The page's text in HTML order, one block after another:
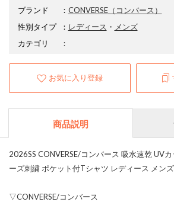
ブランド
： CONVERSE（コンバース）
性別タイプ
： レディース ・ メンズ
カテゴリ
：
お気に入り登録
商品説明
2026SS CONVERSE/コンバース 吸水速乾 UV
ーズ刺繍 ポケット付Tシャツ レディース メンズ
▽CONVERSE/コンバース